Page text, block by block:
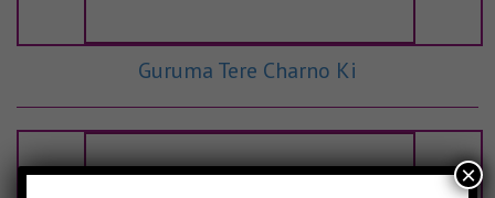
Guruma Tere Charno Ki
×